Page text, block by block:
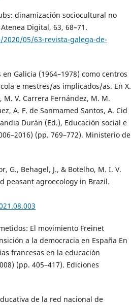
dinamización sociocultural no
Digital, 63, 68–71.
05/63-revista-galega-de-
en Galicia (1964–1978) como centros
e mestres/as implicados/as. En X.
M. V. Carrera Fernández, M. M.
A. F. de Sanmamed Santos, A. Cid
Durán (Ed.), Educación social e
(pp. 769–772). Ministerio de
G., Behagel, J., & Botelho, M. I. V.
peasant agroecology in Brazil.
El movimiento Freinet
a la democracia en España En
francesas en la educación
(pp. 405–417). Ediciones
de la red nacional de